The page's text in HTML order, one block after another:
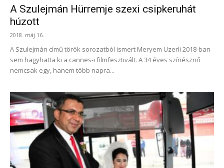
A Szulejmán Hürremje szexi csipkeruhát
húzott
2018. máj 16.
A Szulejmán című török sorozatból ismert Meryem Uzerli 2018-ban
sem hagyhatta ki a cannes-i filmfesztivált. A 34 éves színésznő
nemcsak egy, hanem több napra...